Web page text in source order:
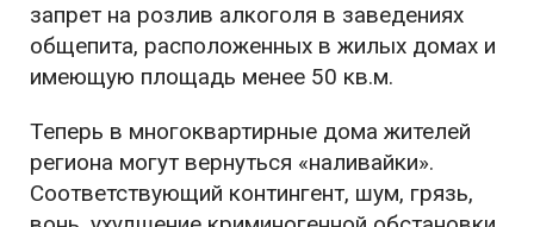
запрет на розлив алкоголя в заведениях
общепита, расположенных в жилых домах и
имеющую площадь менее 50 кв.м.
Теперь в многоквартирные дома жителей
региона могут вернуться «наливайки».
Соответствующий контингент, шум, грязь,